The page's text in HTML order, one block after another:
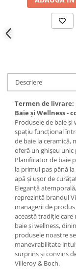
Mese bucatarie si
Mobilier bucatarie
Scaune bucatarie &
Vase &
Tigai si seturi
Oale si cratite
Oale sub presiune
Tavi
Ustensile bucatarie
Accesorii
Cosuri de gunoi
Suporturi si
Descriere
Termen de livrare:
Baie și Wellness -
Produsele de baie
spațiu funcțional
de baie la ceramică,
oferă un ghișeu
Planificator de baie
la primul pas până
apă și ușor de
Eleganță
reprezintă brandul
managerii de
această tradiție care
baie și wellness,
produsele noastre
manevrabilitate
surprins și convins
Villeroy & Boch.